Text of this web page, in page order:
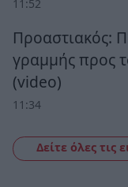
11:52
Προαστιακός:
γραμμής προς
(video)
11:34
Δείτε όλες τις